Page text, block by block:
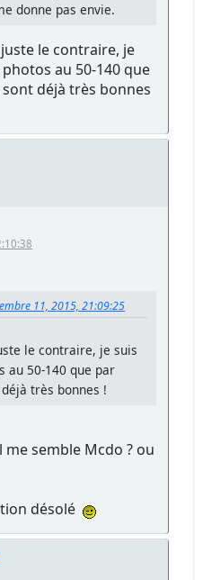
donne pas envie.
le contraire, je
au 50-140 que
sont déjà très bonnes
11, 2015, 21:09:25
le contraire, je suis
au 50-140 que par
très bonnes !
me semble Mcdo ? ou
désolé